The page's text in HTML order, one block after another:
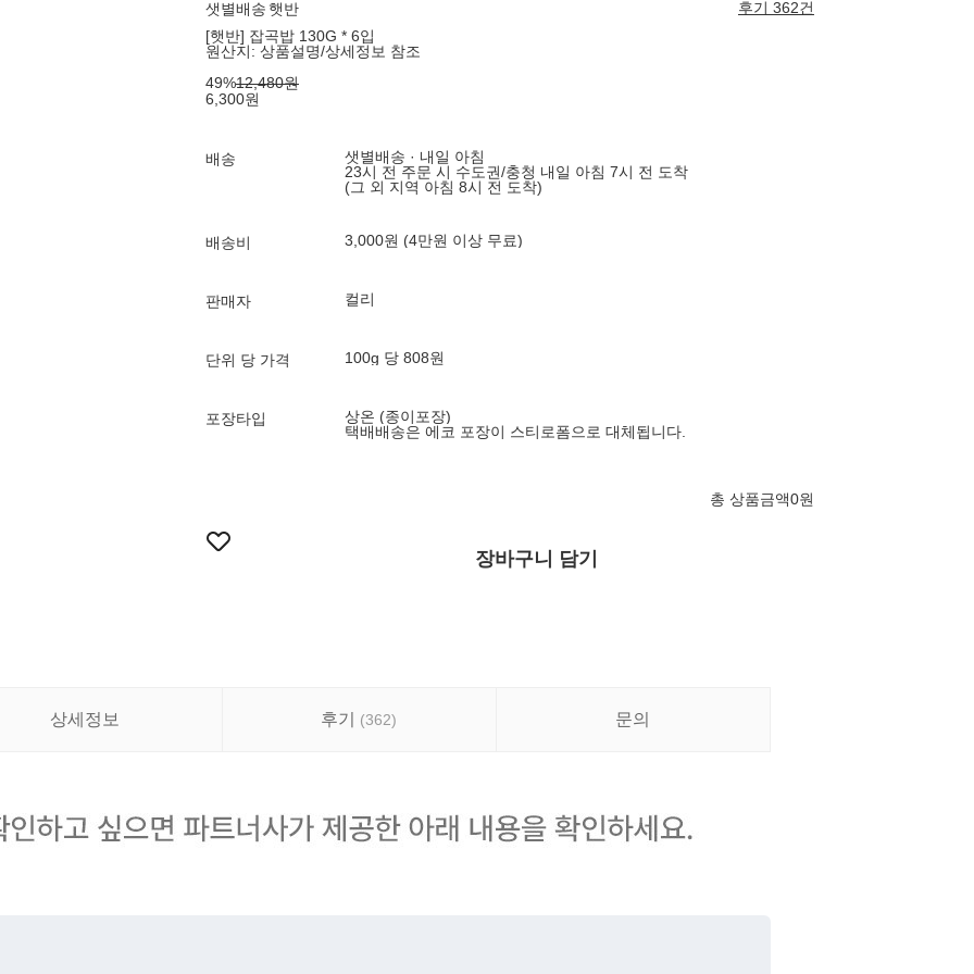
샛별배송 햇반
후기 362건
[햇반] 잡곡밥 130G * 6입
원산지: 상품설명/상세정보 참조
49%12,480원
6,300원
배송
샛별배송 · 내일 아침
23시 전 주문 시 수도권/충청 내일 아침 7시 전 도착
(그 외 지역 아침 8시 전 도착)
배송비 3,000원 (4만원 이상 무료)
판매자 컬리
단위 당 가격 100g 당 808원
포장타입
상온 (종이포장)
택배배송은 에코 포장이 스티로폼으로 대체됩니다.
총 상품금액0원
장바구니 담기
상세정보 후기 (362) 문의